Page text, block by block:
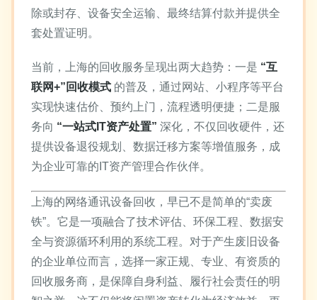
除或封存、设备安全运输、最终结算付款并提供全
套处置证明。
当前，上海的回收服务呈现出两大趋势：一是 “互
联网+”回收模式 的普及，通过网站、小程序等平台
实现快速估价、预约上门，流程透明便捷；二是服
务向 “一站式IT资产处置” 深化，不仅回收硬件，还
提供设备退役规划、数据迁移方案等增值服务，成
为企业可靠的IT资产管理合作伙伴。
上海的网络通讯设备回收，早已不是简单的“卖废
铁”。它是一项融合了技术评估、环保工程、数据安
全与资源循环利用的系统工程。对于产生废旧设备
的企业单位而言，选择一家正规、专业、有资质的
回收服务商，是保障自身利益、履行社会责任的明